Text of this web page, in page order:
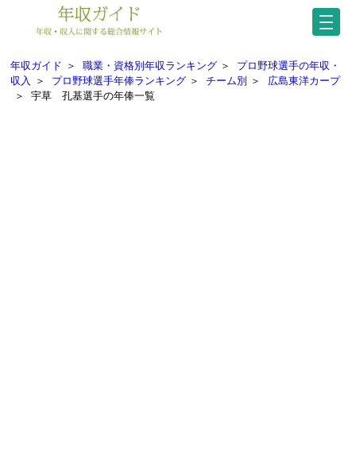
年収ガイド ＞ 職業・資格別年収ランキング ＞
プロ野球選手の年収・
収入
＞ プロ野球選手年俸ランキング ＞ チーム別 ＞
広島東洋カープ
＞
宇草 孔基選手の年俸一覧